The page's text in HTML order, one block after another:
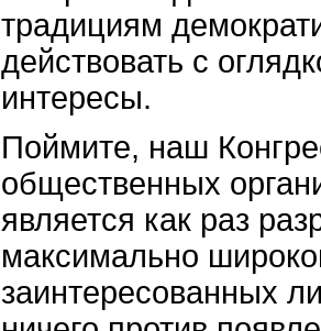
традициям
действовать с
интересы.
Поймите, наш
общественных
является как раз
максимально
заинтересованных